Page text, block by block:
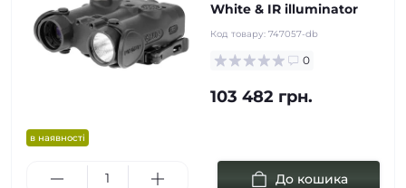
в наявності
White & IR illuminator
Код товару: 747057-db
0
103 482 грн.
До кошика